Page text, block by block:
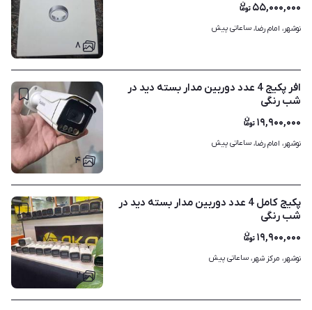
۸
۵۵,۰۰۰,۰۰۰
نوشهر، امام رضا، ساعاتی پیش
۴
افر پکیج 4 عدد دوربین مدار بسته دید در
شب رنگی
۱۹,۹۰۰,۰۰۰
نوشهر، امام رضا، ساعاتی پیش
۲
پکیج کامل 4 عدد دوربین مدار بسته دید در
شب رنگی
۱۹,۹۰۰,۰۰۰
نوشهر، مرکز شهر، ساعاتی پیش